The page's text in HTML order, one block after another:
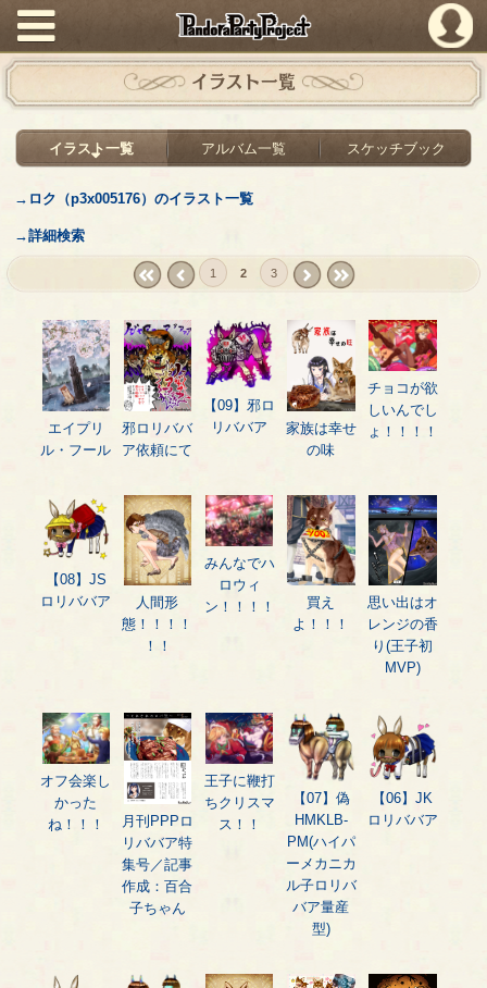
PandoraPartyProject
イラスト一覧
イラスト一覧 アルバム一覧 スケッチブック
→ロク（p3x005176）のイラスト一覧
→詳細検索
prev
1 2 3
エイプリ
ル・フール
邪ロリババ
ア依頼にて
【09】邪ロ
リババア
家族は幸せ
の味
チョコが欲
しいんでし
ょ！！！！
【08】JS
ロリババア
人間形
態！！！！
！！
みんなでハ
ロウィ
ン！！！！
買え
よ！！！
思い出はオ
レンジの香
り(王子初
MVP)
オフ会楽し
かった
ね！！！
月刊PPPロ
リババア特
集号／記事
作成：百合
子ちゃん
王子に鞭打
ちクリスマ
ス！！
【07】偽
HMKLB-
PM(ハイパ
ーメカニカ
ル子ロリバ
バア量産
型)
【06】JK
ロリババア